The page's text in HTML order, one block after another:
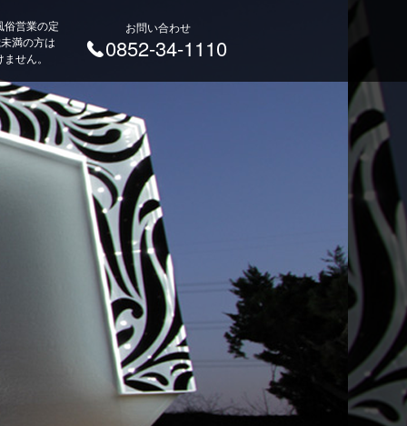
俗営業の定
満の方は
せん。
お問い合わせ
0852-34-1110